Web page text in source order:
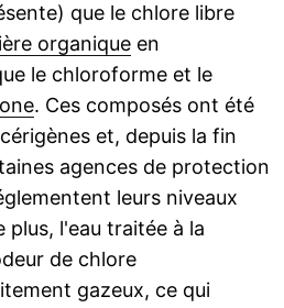
que le chlore libre
organiqueen
le chloroforme et le
. Ces composés ont été
et, depuis la fin
agences de protection
leurs niveaux
plus, l'eau traitée à la
de chlore
gazeux, ce qui